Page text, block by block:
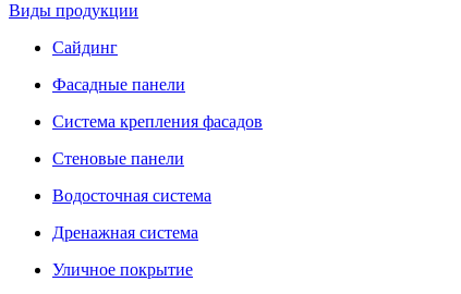
Виды продукции
Сайдинг
Фасадные панели
Система крепления фасадов
Стеновые панели
Водосточная система
Дренажная система
Уличное покрытие